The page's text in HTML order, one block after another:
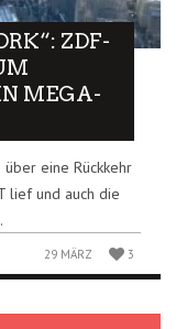
ZDF-
MEGA-
über eine Rückkehr
lief und auch die
29 MÄRZ 3